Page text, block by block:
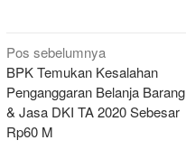
Navigasi
pos
Pos sebelumnya
BPK Temukan Kesalahan
Penganggaran Belanja Barang
& Jasa DKI TA 2020 Sebesar
Rp60 M